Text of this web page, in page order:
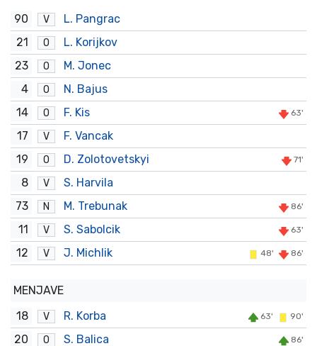
90 V
L. Pangrac
21
O
L. Korijkov
23
O
M. Jonec
4
O
N. Bajus
14
O F. Kis 63'
17 V
F. Vancak
19
O D. Zolotovetskyi 71'
8 V
S. Harvila
73
N M. Trebunak 86'
11 V S. Sabolcik 63'
12 V J. Michlik 48' 86'
MENJAVE
18
V R. Korba 63' 90'
20 O S. Balica 86'